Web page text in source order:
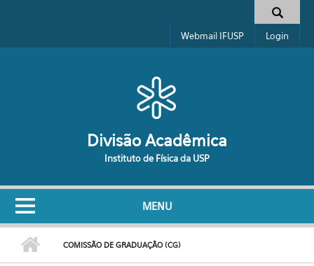
Formulário de busca
Webmail IFUSP Login
Divisão Acadêmica
Instituto de Física da USP
MENU
COMISSÃO DE GRADUAÇÃO (CG)